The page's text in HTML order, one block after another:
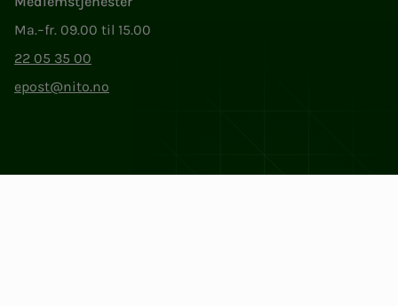
Ma.–fr. 09.00 til 15.00
22 05 35 00
epost@nito.no